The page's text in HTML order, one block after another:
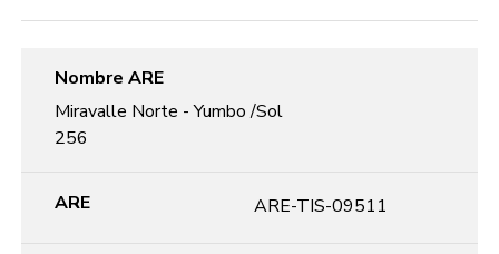
Nombre ARE
Miravalle Norte - Yumbo /Sol
256
ARE ARE-TIS-09511